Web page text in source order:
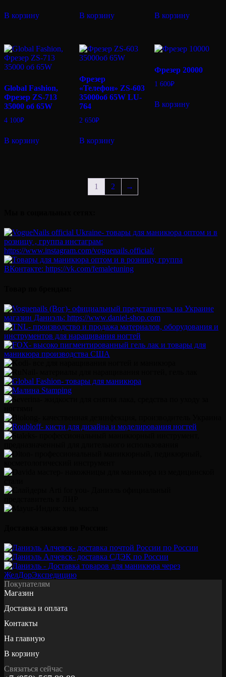
В корзину В корзину В корзину
Global Fashion,
Фрезер ZS-713
35000 об 65W
4 100₽
В корзину
Фрезер
«Телефон» ZS-603
35000об 65W LU-
764
2 650₽
В корзину
Фрезер 20000
1 600₽
В корзину
1 2 →
Покупателям
Магазин
Доставка и оплата
Контакты
На главную
В корзину
Связаться сейчас